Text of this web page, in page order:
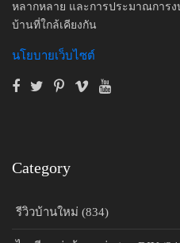
หลากหลาย และการประมาณการ
บ้านที่ใกล้เคียงกัน
นโยบายเว็บไซต์
Category
รีวิวบ้านใหม่ (834)